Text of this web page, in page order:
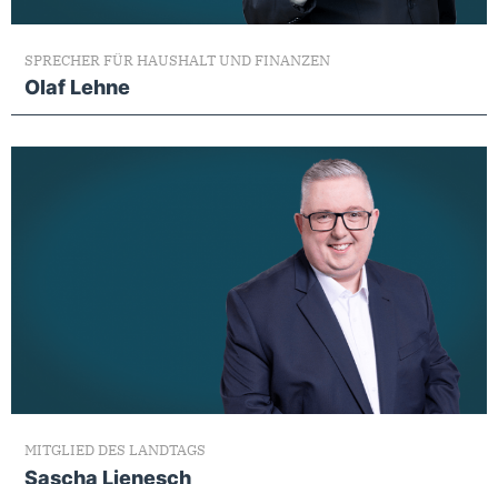
SPRECHER FÜR HAUSHALT UND FINANZEN
Olaf Lehne
MITGLIED DES LANDTAGS
Sascha Lienesch